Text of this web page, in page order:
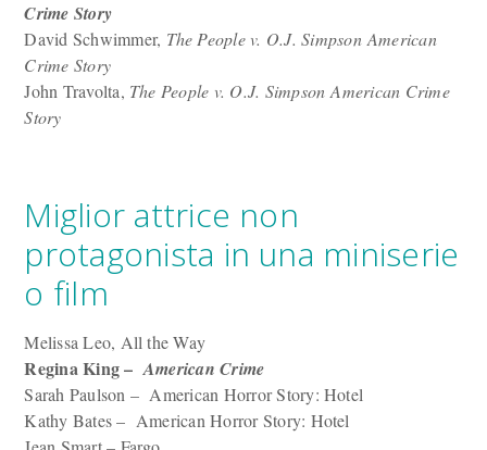
Crime Story
David Schwimmer, The People v. O.J. Simpson American
Crime Story
John Travolta, The People v. O.J. Simpson American Crime
Story
Miglior attrice non
protagonista in una miniserie
o film
Melissa Leo, All the Way
Regina King –American Crime
Sarah Paulson – American Horror Story: Hotel
Kathy Bates – American Horror Story: Hotel